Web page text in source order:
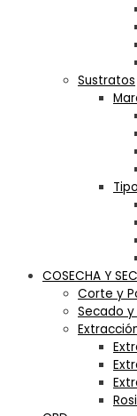
Sustratos
COSECHA Y
Corte y
Secado y